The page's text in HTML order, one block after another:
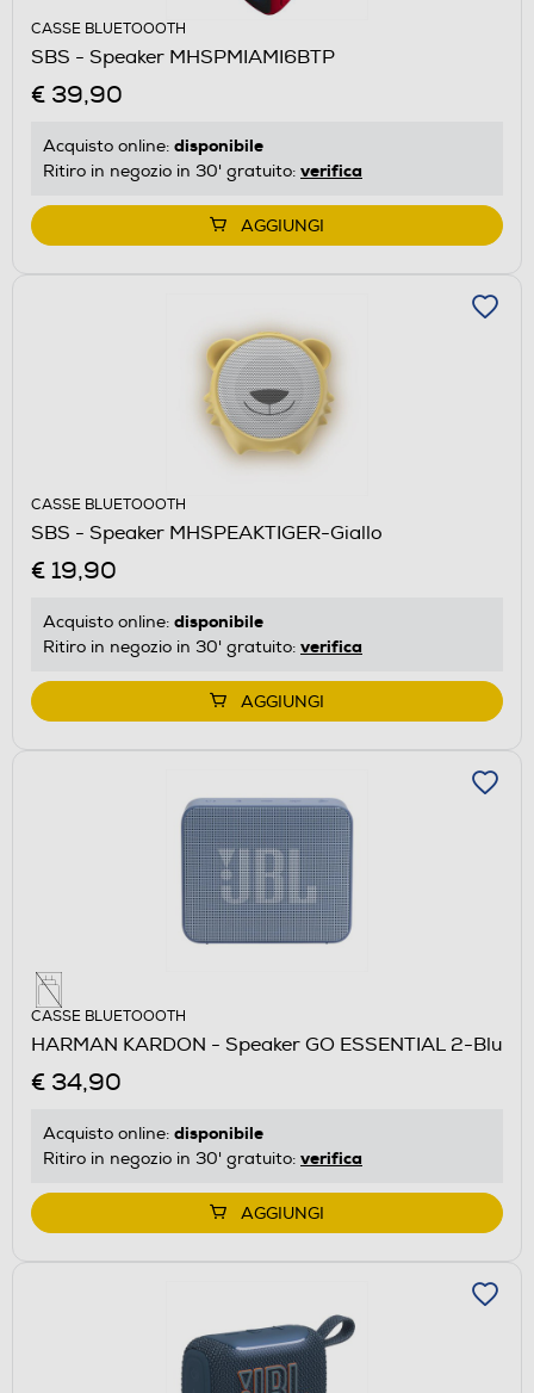
CASSE BLUETOOOTH
SBS - Speaker MHSPMIAMI6BTP
€ 39,90
Acquisto online: disponibile
Ritiro in negozio in 30' gratuito: verifica
AGGIUNGI
CASSE BLUETOOOTH
SBS - Speaker MHSPEAKTIGER-Giallo
€ 19,90
Acquisto online: disponibile
Ritiro in negozio in 30' gratuito: verifica
AGGIUNGI
CASSE BLUETOOOTH
HARMAN KARDON - Speaker GO ESSENTIAL 2-Blu
€ 34,90
Acquisto online: disponibile
Ritiro in negozio in 30' gratuito: verifica
AGGIUNGI